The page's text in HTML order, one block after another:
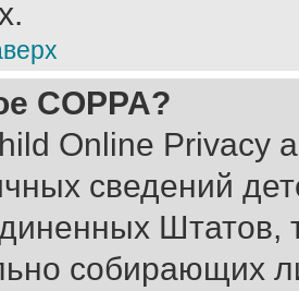
COPPA?
Online Privacy
сведений
Штатов,
собирающих